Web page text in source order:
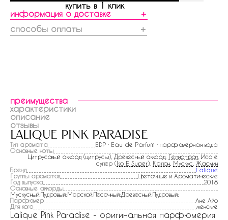
купить в 1 клик
информация о доставке
＋
способы оплаты
＋
преимущества
характеристики
описание
отзывы
lalique pink paradise
Тип аромата
EDP · Eau de Parfum · парфюмерная вода
Основные ноты
Цитрусовый аккорд (цитрусы), Древесный аккорд, Гелиотроп , Исо е
супер (Iso E Super), Калон Мускус Жасмин
Бренд
Lalique
Группы ароматов
Цветочные и Ароматические
Год выпуска
2018
Основные аккорды
Мускусный:Пудровый:Морской:Песочный:Древесный:Пудровый:
Парфюмер
Ане Айо
Для кого
женские
Lalique Pink Paradise - оригинальная парфюмерия